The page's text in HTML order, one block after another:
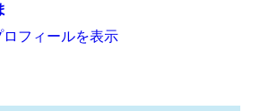
ロフィールを表示